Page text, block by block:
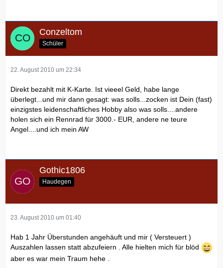
Conzeltom
Schüler
22. August 2010 um 22:34
Direkt bezahlt mit K-Karte. Ist vieeel Geld, habe lange
überlegt...und mir dann gesagt: was solls...zocken ist Dein (fast)
einzigstes leidenschaftliches Hobby also was solls....andere
holen sich ein Rennrad für 3000.- EUR, andere ne teure
Angel....und ich mein AW
Gothic1806
Haudegen
23. August 2010 um 01:40
Hab 1 Jahr Überstunden angehäuft und mir ( Versteuert )
Auszahlen lassen statt abzufeiern . Alle hielten mich für blöd
aber es war mein Traum hehe .